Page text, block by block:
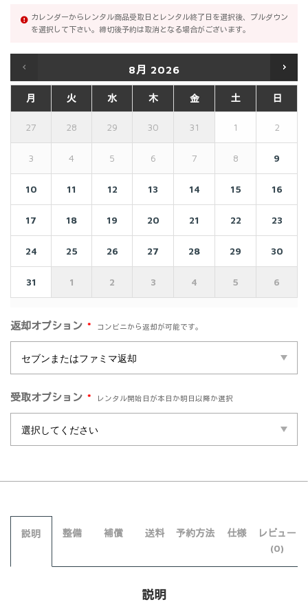
カレンダーからレンタル商品受取日とレンタル終了日を選択後、プルダウン
を選択して下さい。締切後予約は取消となる場合がございます。
8月 2026
月 火 水 木 金 土 日
27 28 29 30 31 1 2
3 4 5 6 7 8 9
10 11 12 13 14 15 16
17 18 19 20 21 22 23
24 25 26 27 28 29 30
31 1 2 3 4 5 6
返却オプション * コンビニから返却が可能です。
受取オプション * レンタル開始日が本日か明日以降か選択
説明 整備 補償 送料 予約方法 仕様
レビュー
(0)
説明